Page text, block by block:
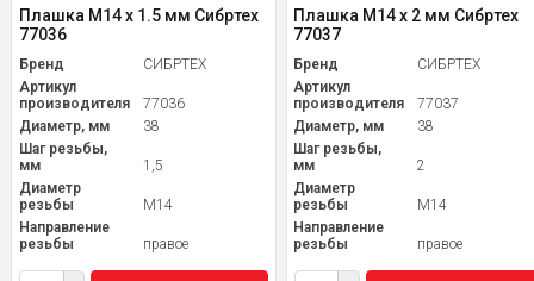
Плашка М14 х 1.5 мм Сибртех
77036
Бренд
СИБРТЕХ
Артикул
производителя
77036
Диаметр, мм
38
Шаг резьбы,
мм
1,5
Диаметр
резьбы
M14
Направление
резьбы
правое
Плашка М14 х 2 мм Сибртех
77037
Бренд
СИБРТЕХ
Артикул
производителя
77037
Диаметр, мм
38
Шаг резьбы,
мм
2
Диаметр
резьбы
M14
Направление
резьбы
правое